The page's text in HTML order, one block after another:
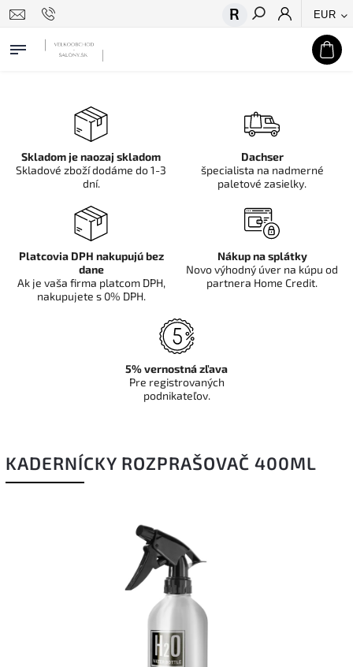
EUR
Hľadať
KADERNÍCKY ROZPRAŠOVAČ 400ML
Skladom je naozaj skladom
Skladové zboží dodáme do 1-3
dní.
Dachser
špecialista na nadmerné
paletové zasielky.
Platcovia DPH nakupujú bez
dane
Ak je vaša firma platcom DPH,
nakupujete s 0% DPH.
Nákup na splátky
Novo výhodný úver na kúpu od
partnera Home Credit.
5% vernostná zľava
Pre registrovaných
podnikateľov.